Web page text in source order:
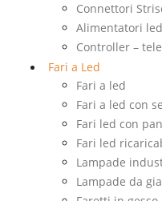
Connettori
Alimentatori led
Controller –
Fari a Led
Fari a led
Fari a led con
Fari led con
Fari led
Lampade
Lampade da